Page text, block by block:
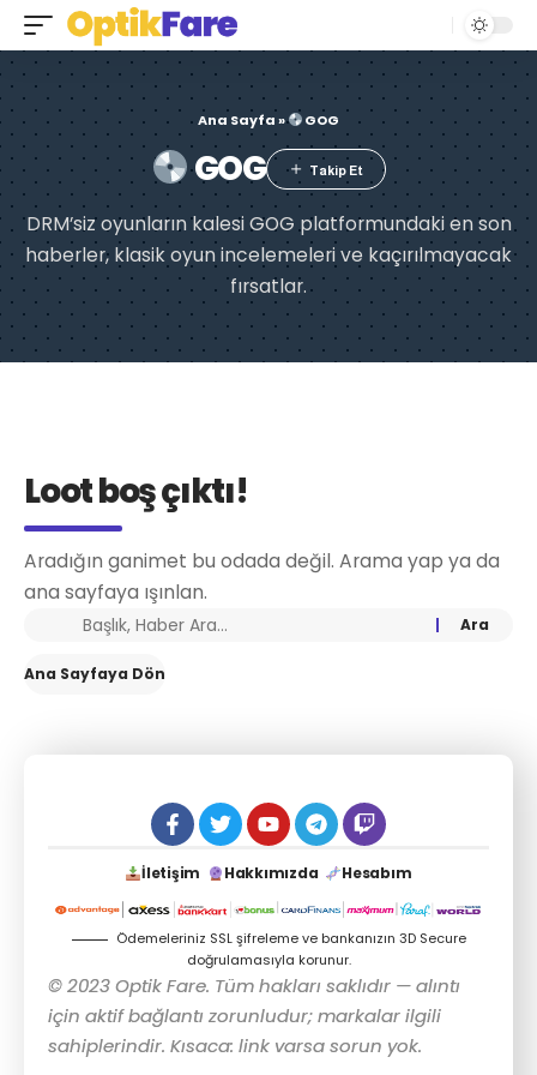
Ana Sayfa» GOG
GOG
DRM’siz oyunların kalesi GOG platformundaki en son
haberler, klasik oyun incelemeleri ve kaçırılmayacak
fırsatlar.
Loot boş çıktı!
Aradığın ganimet bu odada değil. Arama yap ya da
ana sayfaya ışınlan.
Ana Sayfaya Dön
İletişim Hakkımızda Hesabım
Ödemeleriniz SSL şifreleme ve bankanızın 3D Secure
doğrulamasıyla korunur.
© 2023 Optik Fare. Tüm hakları saklıdır — alıntı
için aktif bağlantı zorunludur; markalar ilgili
sahiplerindir. Kısaca: link varsa sorun yok.